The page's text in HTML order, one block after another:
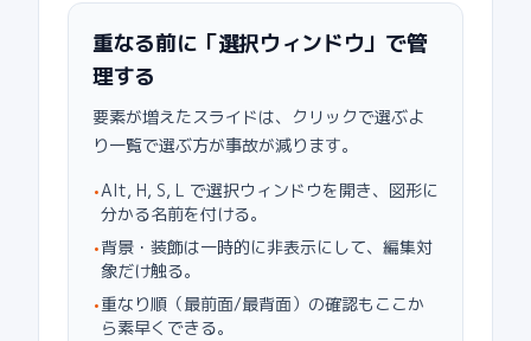
重なる前に「選択ウィンドウ」で管
理する
要素が増えたスライドは、クリックで選ぶよ
り一覧で選ぶ方が事故が減ります。
•Alt, H, S, L で選択ウィンドウを開き、図形に
分かる名前を付ける。
•背景・装飾は一時的に非表示にして、編集対
象だけ触る。
•重なり順（最前面/最背面）の確認もここか
ら素早くできる。